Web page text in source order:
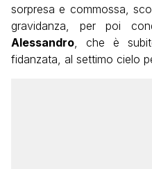
sorpresa e commossa,
gravidanza, per poi
Alessandro , che è
fidanzata, al settimo cielo